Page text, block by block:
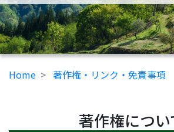
Home 著作権・リンク・免責事項
著作権につい